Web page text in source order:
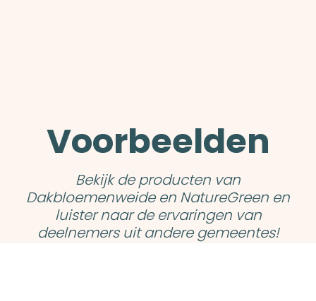
Voorbeelden
Bekijk de producten van
Dakbloemenweide en NatureGreen en
luister naar de ervaringen van
deelnemers uit andere gemeentes!